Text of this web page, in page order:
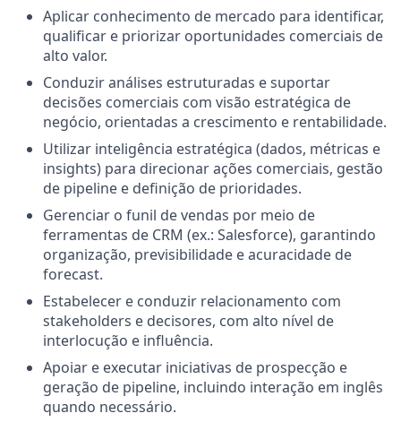
Aplicar conhecimento de mercado para identificar,
qualificar e priorizar oportunidades comerciais de
alto valor.
Conduzir análises estruturadas e suportar
decisões comerciais com visão estratégica de
negócio, orientadas a crescimento e rentabilidade.
Utilizar inteligência estratégica (dados, métricas e
insights) para direcionar ações comerciais, gestão
de pipeline e definição de prioridades.
Gerenciar o funil de vendas por meio de
ferramentas de CRM (ex.: Salesforce), garantindo
organização, previsibilidade e acuracidade de
forecast.
Estabelecer e conduzir relacionamento com
stakeholders e decisores, com alto nível de
interlocução e influência.
Apoiar e executar iniciativas de prospecção e
geração de pipeline, incluindo interação em inglês
quando necessário.